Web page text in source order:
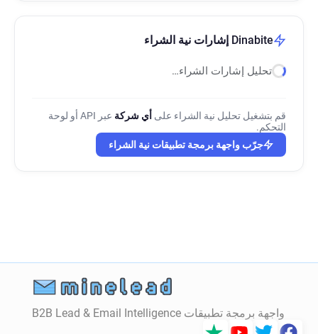
Dinabite إشارات نية الشراء
تحليل إشارات الشراء…
قم بتشغيل تحليل نية الشراء على أي شركة
عبر API أو لوحة
التحكم.
جرّب واجهة برمجة تطبيقات نية الشراء
واجهة برمجة تطبيقات B2B Lead & Email Intelligence